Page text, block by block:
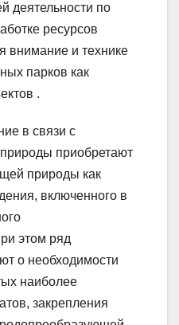
деятельности по
ресурсов
внимание и технике
парков как
.
в связи с
приобретают
природы как
включенного в
этом ряд
о необходимости
наиболее
закрепления